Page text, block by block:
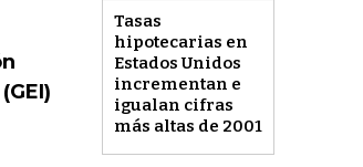
Tasas
hipotecarias en
Estados Unidos
incrementan e
igualan cifras
más altas de 2001